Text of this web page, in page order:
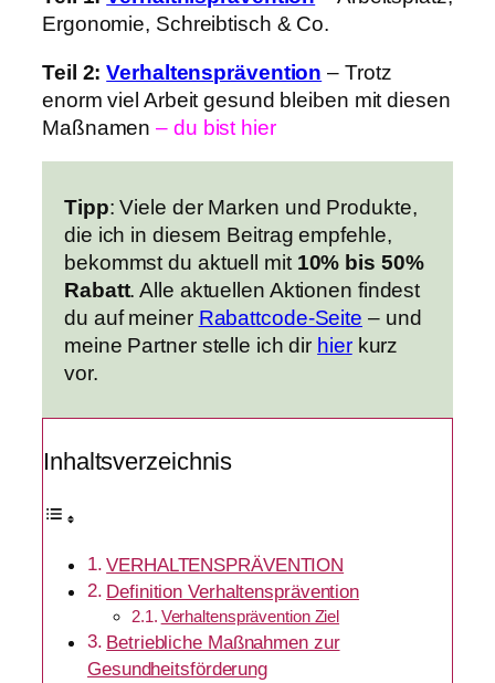
Ergonomie, Schreibtisch & Co.
Teil 2:Verhaltensprävention – Trotz
enorm viel Arbeit gesund bleiben mit diesen
Maßnamen– du bist hier
Tipp: Viele der Marken und Produkte,
die ich in diesem Beitrag empfehle,
bekommst du aktuell mit 10% bis 50%
Rabatt.Alle aktuellen Aktionen findest
du auf meiner Rabattcode-Seite – und
meine Partner stelle ich dir hierkurz
vor.
Inhaltsverzeichnis
VERHALTENSPRÄVENTION
Definition Verhaltensprävention
Verhaltensprävention Ziel
Betriebliche Maßnahmen zur
Gesundheitsförderung